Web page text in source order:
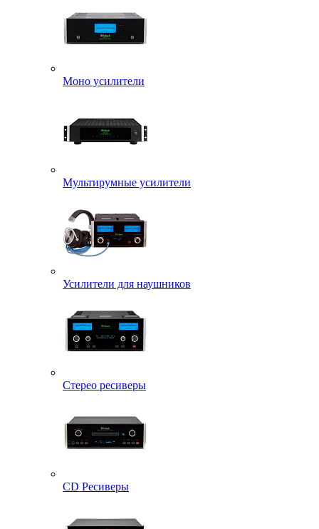
Моно усилители
Мультирумные усилители
Усилители для наушников
Стерео ресиверы
CD Ресиверы